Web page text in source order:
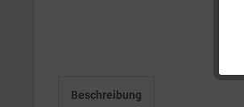
Beschreibung